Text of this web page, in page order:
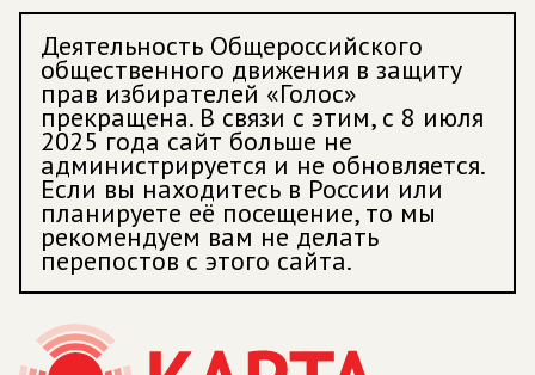
Деятельность Общероссийского
общественного движения в защиту
прав избирателей «Голос»
прекращена. В связи с этим, с 8 июля
2025 года сайт больше не
администрируется и не обновляется.
Если вы находитесь в России или
планируете её посещение, то мы
рекомендуем вам не делать
перепостов с этого сайта.